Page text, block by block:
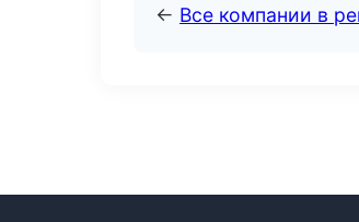
← Все компании в